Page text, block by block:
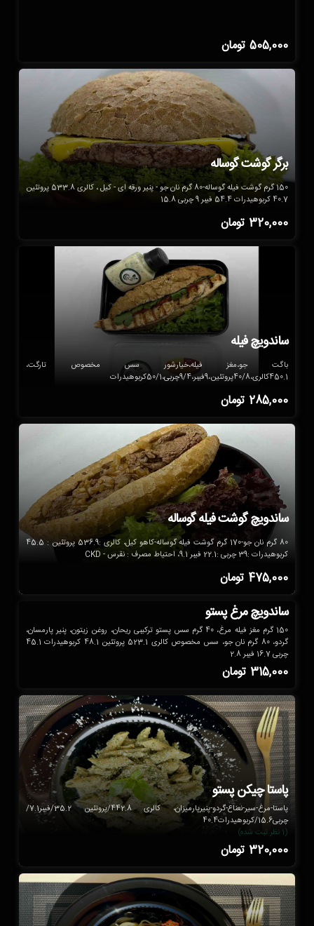
505,000 تومان
برگر گوشت گوساله
150 گرم گوشت فیله گوساله-80 گرم نان جو - پنیر ورقه ای - کیل ، کالری 533.8 پروتئین
40.7 کربوهیدرات 54.4 فیبر 9 چربی 15.8
320,000 تومان
ساندویچ فیله
باگت جو،مغز فیله،خیارشور سس مخصوص تارگت،
450.1کالری،40/8پروتئین،9فیبر،9/4چربی،50/1کربوهیدرات
285,000 تومان
ساندویچ گوشت فیله گوساله
80 گرم نان جو-170 گرم گوشت فیله گوساله-کاهو کیل، کالری :536.9 پروتئین : 45.5
کربوهیدرات :39 چربی :22.1 فیبر 9.1، احتیاط مصرف : نقرس - CKD
475,000 تومان
ساندویچ مرغ پستو
150 گرم مغز فیله مرغ، 40 گرم سس پستو ترکیبی ریحان، روغن زیتون، پنیر پارمسان،
گردو، 80 گرم نان جو، سس مخصوص کالری 523.1 پروتئین 48.1 کربوهیدرات 45.1
چربی 16.7 فیبر 2.8
315,000 تومان
پاستا چیکن پستو
پاستا-مرغ-سیر-نعناع-گردو-پنیرپارمیزان، کالری 442.8/پروتئین 35.2/فیبر7.1/
چربی15.6/کربوهیدرات40.4
(1 نظر ثبت شده)
320,000 تومان